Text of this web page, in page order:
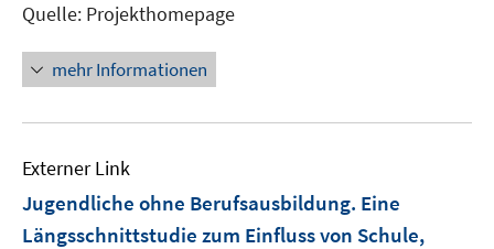
Quelle: Projekthomepage
mehr Informationen
Externer Link
Jugendliche ohne Berufsausbildung. Eine
Längsschnittstudie zum Einfluss von Schule,